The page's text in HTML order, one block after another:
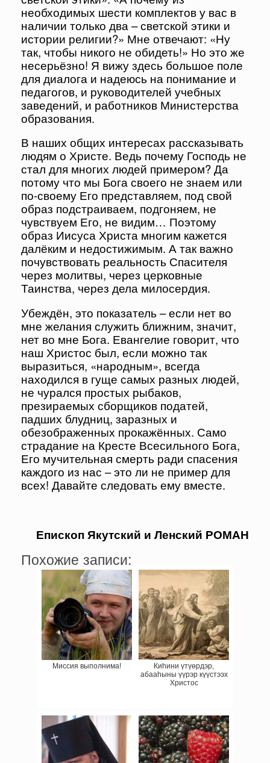
необходимых шести комплектов у вас в
наличии только два – светской этики и
истории религии?» Мне отвечают: «Ну
так, чтобы никого не обидеть!» Но это же
несерьёзно! Я вижу здесь большое поле
для диалога и надеюсь на понимание и
педагогов, и руководителей учебных
заведений, и работников Министерства
образования.
В наших общих интересах рассказывать
людям о Христе. Ведь почему Господь не
стал для многих людей примером? Да
потому что мы Бога своего не знаем или
по-своему Его представляем, под свой
образ подстраиваем, подгоняем, не
чувствуем Его, не видим… Поэтому
образ Иисуса Христа многим кажется
далёким и недостижимым. А так важно
почувствовать реальность Спасителя
через молитвы, через церковные
Таинства, через дела милосердия.
Убеждён, это показатель – если нет во
мне желания служить ближним, значит,
нет во мне Бога. Евангелие говорит, что
наш Христос был, если можно так
выразиться, «народным», всегда
находился в гуще самых разных людей,
не чурался простых рыбаков,
презираемых сборщиков податей,
падших блудниц, заразных и
обезображенных прокажённых. Само
страдание на Кресте Всесильного Бога,
Его мучительная смерть ради спасения
каждого из нас – это ли не пример для
всех! Давайте следовать ему вместе.
Епископ Якутский и Ленский РОМАН
Похожие записи:
Миссия выполнима!
Киһини үтүөрдэр,
абааһыны үүрэр күүстээх
Христос